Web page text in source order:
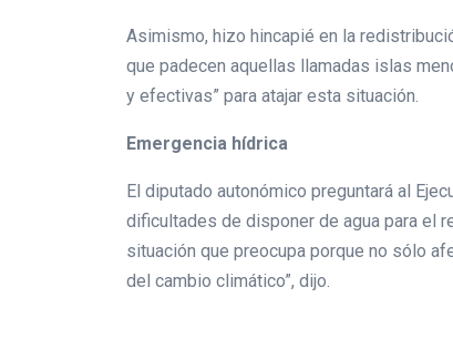
Asimismo, hizo hincapié en la
que padecen aquellas llamadas islas
y efectivas” para atajar esta situación.
Emergencia hídrica
El diputado autonómico preguntará al
dificultades de disponer de agua para el
situación que preocupa porque no sólo
del cambio climático”, dijo.